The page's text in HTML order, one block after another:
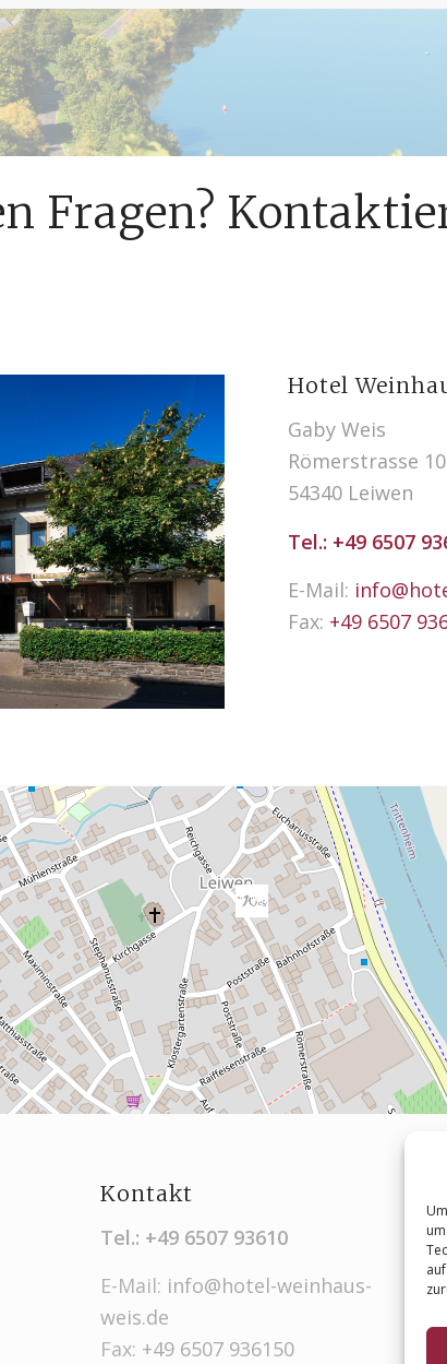
Fragen?
Hotel
Gaby Weis
Römerstrasse 10
54340 Leiwen
Tel.: +49 6507
E-Mail:
Fax: +49 6507
Kontakt
Tel.: +49 6507 93610
E-Mail: info@hotel-weinhaus-
weis.de
Fax: +49 6507 936150